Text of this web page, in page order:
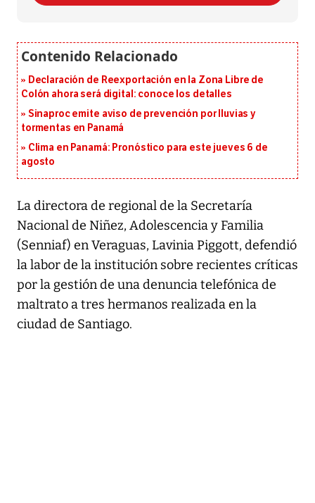
Declaración de Reexportación en la Zona Libre de
Colón ahora será digital: conoce los detalles
Sinaproc emite aviso de prevención por lluvias y
tormentas en Panamá
Clima en Panamá: Pronóstico para este jueves 6 de
agosto
La directora de regional de la Secretaría
Nacional de Niñez, Adolescencia y Familia
(Senniaf) en Veraguas, Lavinia Piggott, defendió
la labor de la institución sobre recientes críticas
por la gestión de una denuncia telefónica de
maltrato a tres hermanos realizada en la
ciudad de Santiago.